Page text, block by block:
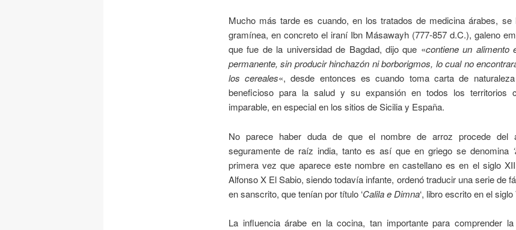
Mucho más tarde es cuando, en los tratados de medicina árabes, se
gramínea, en concreto el iraní Ibn Másawayh (777-857 d.C.), galeno
que fue de la universidad de Bagdad, dijo que «contiene un alimento
permanente, sin producir hinchazón ni borborigmos, lo cual no
los cereales«, desde entonces es cuando toma carta de
beneficioso para la salud y su expansión en todos los territorios
imparable, en especial en los sitios de Sicilia y España.
No parece haber duda de que el nombre de arroz procede del
seguramente de raíz india, tanto es así que en griego se denomina
primera vez que aparece este nombre en castellano es en el siglo
Alfonso X El Sabio, siendo todavía infante, ordenó traducir una serie de
en sanscrito, que tenían por título ‘Calila e Dimna‘, libro escrito en el siglo
La influencia árabe en la cocina, tan importante para comprender